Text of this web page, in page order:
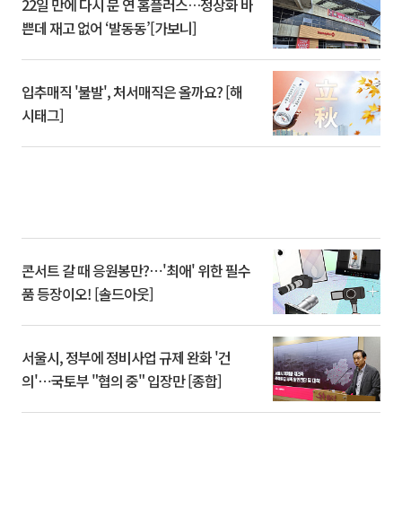
22일 만에 다시 문 연 홈플러스…정상화 바
쁜데 재고 없어 ‘발동동’[가보니]
입추매직 '불발', 처서매직은 올까요? [해
시태그]
콘서트 갈 때 응원봉만?⋯'최애' 위한 필수
품 등장이오! [솔드아웃]
서울시, 정부에 정비사업 규제 완화 '건
의'⋯국토부 "협의 중" 입장만 [종합]